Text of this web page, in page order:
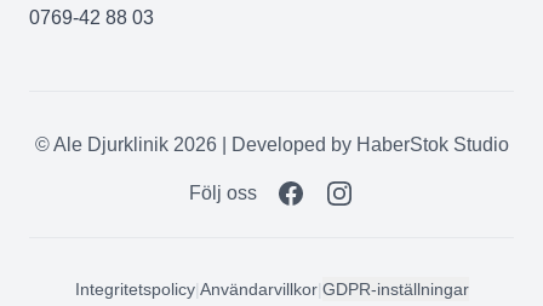
0769-42 88 03
© Ale Djurklinik 2026 | Developed by HaberStok Studio
Följ oss
Integritetspolicy|Användarvillkor|GDPR-inställningar